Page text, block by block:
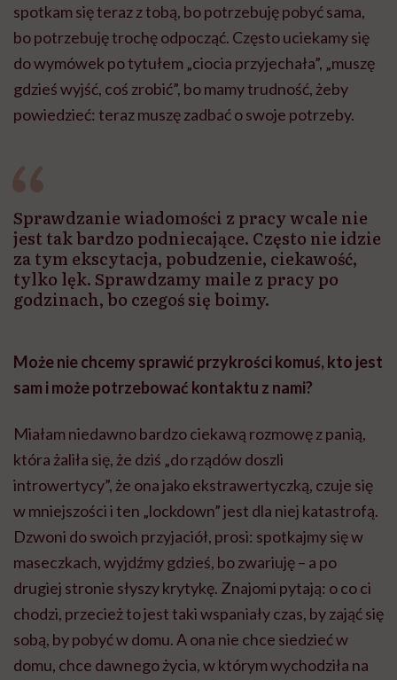
spotkam się teraz z tobą, bo potrzebuję pobyć sama,
bo potrzebuję trochę odpocząć. Często uciekamy się
do wymówek po tytułem „ciocia przyjechała”, „muszę
gdzieś wyjść, coś zrobić”, bo mamy trudność, żeby
powiedzieć: teraz muszę zadbać o swoje potrzeby.
Sprawdzanie wiadomości z pracy wcale nie
jest tak bardzo podniecające. Często nie idzie
za tym ekscytacja, pobudzenie, ciekawość,
tylko lęk. Sprawdzamy maile z pracy po
godzinach, bo czegoś się boimy.
Może nie chcemy sprawić przykrości komuś, kto jest
sam i może potrzebować kontaktu z nami?
Miałam niedawno bardzo ciekawą rozmowę z panią,
która żaliła się, że dziś „do rządów doszli
introwertycy”, że ona jako ekstrawertyczką, czuje się
w mniejszości i ten „lockdown” jest dla niej katastrofą.
Dzwoni do swoich przyjaciół, prosi: spotkajmy się w
maseczkach, wyjdźmy gdzieś, bo zwariuję – a po
drugiej stronie słyszy krytykę. Znajomi pytają: o co ci
chodzi, przecież to jest taki wspaniały czas, by zająć się
sobą, by pobyć w domu. A ona nie chce siedzieć w
domu, chce dawnego życia, w którym wychodziła na